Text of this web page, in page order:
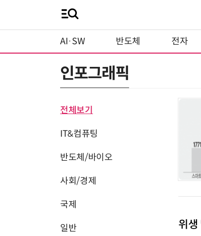
AI·SW 반도체 전자
인포그래픽
전체보기
IT&컴퓨팅
반도체/바이오
사회/경제
국제
일반 위생